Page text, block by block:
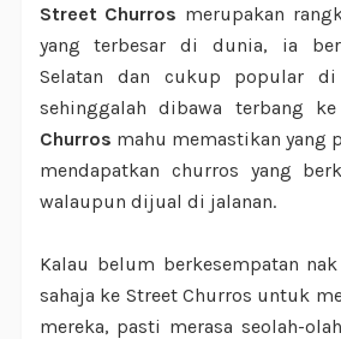
Street Churros merupakan
yang terbesar di dunia, ia
Selatan dan cukup popular di
sehinggalah dibawa terbang ke
Churros mahu memastikan yang
mendapatkan churros yang
walaupun dijual di jalanan.
Kalau belum berkesempatan
sahaja ke Street Churros untuk
mereka, pasti merasa seolah-